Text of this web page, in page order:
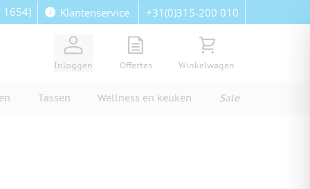
1654) Klantenservice +31(0)315-200 010
Inloggen
View quote, Quote is empty
Offertes
Bekijk winkelwagen,
Winkelwagen
Tassen Wellness en keuken Sale